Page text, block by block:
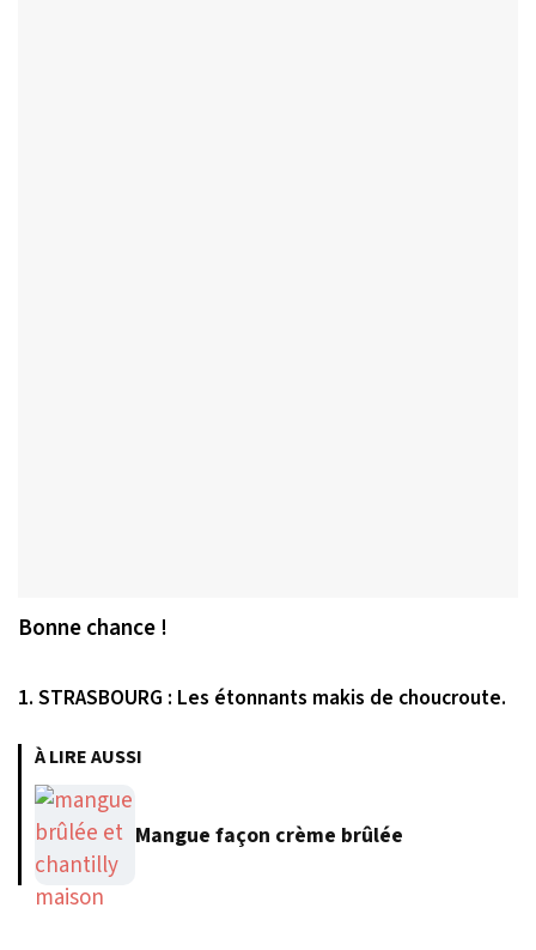
Bonne chance !
1. STRASBOURG : Les étonnants makis de choucroute.
À LIRE AUSSI
Mangue façon crème brûlée